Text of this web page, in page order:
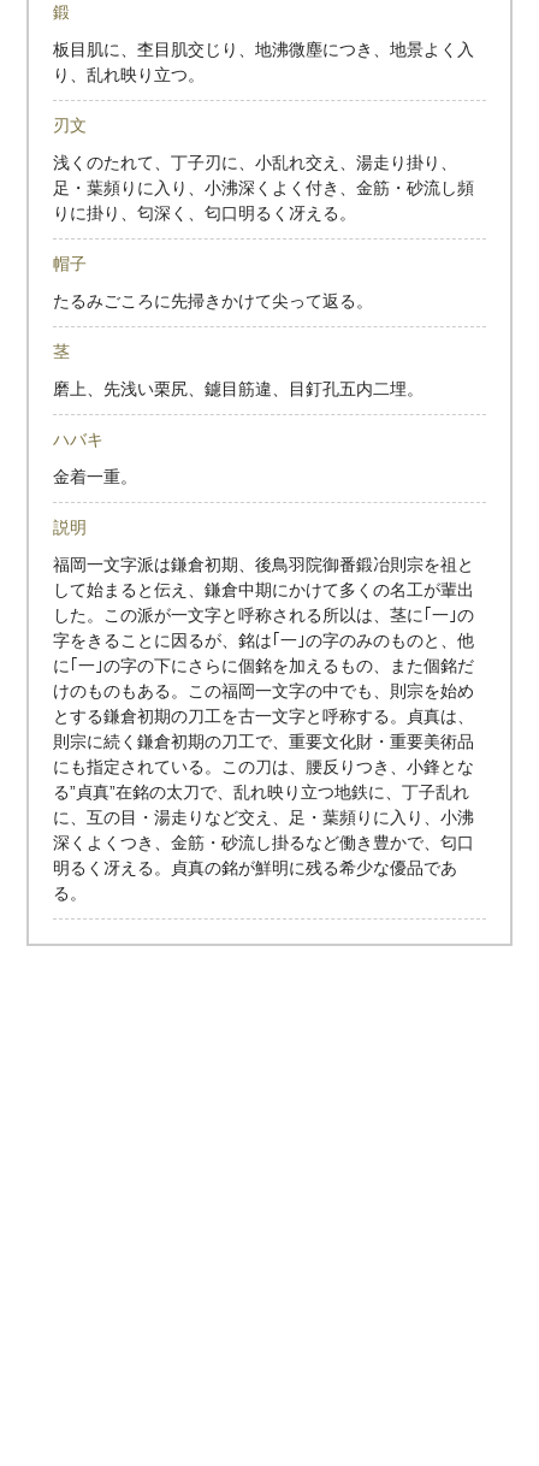
鍛
板目肌に、杢目肌交じり、地沸微塵につき、地景よく入
り、乱れ映り立つ。
刃文
浅くのたれて、丁子刃に、小乱れ交え、湯走り掛り、
足・葉頻りに入り、小沸深くよく付き、金筋・砂流し頻
りに掛り、匂深く、匂口明るく冴える。
帽子
たるみごころに先掃きかけて尖って返る。
茎
磨上、先浅い栗尻、鑢目筋違、目釘孔五内二埋。
ハバキ
金着一重。
説明
福岡一文字派は鎌倉初期、後鳥羽院御番鍛冶則宗を祖と
して始まると伝え、鎌倉中期にかけて多くの名工が輩出
した。この派が一文字と呼称される所以は、茎に｢一｣の
字をきることに因るが、銘は｢一｣の字のみのものと、他
に｢一｣の字の下にさらに個銘を加えるもの、また個銘だ
けのものもある。この福岡一文字の中でも、則宗を始め
とする鎌倉初期の刀工を古一文字と呼称する。貞真は、
則宗に続く鎌倉初期の刀工で、重要文化財・重要美術品
にも指定されている。この刀は、腰反りつき、小鋒とな
る”貞真”在銘の太刀で、乱れ映り立つ地鉄に、丁子乱れ
に、互の目・湯走りなど交え、足・葉頻りに入り、小沸
深くよくつき、金筋・砂流し掛るなど働き豊かで、匂口
明るく冴える。貞真の銘が鮮明に残る希少な優品であ
る。